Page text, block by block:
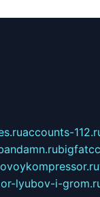
accounts-
lyubov-i-